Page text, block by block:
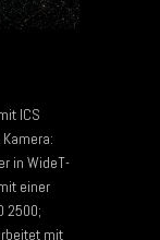
ICS
in WideT-
einer
2500;
mit